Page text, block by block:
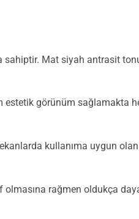
sahiptir. Mat siyah antrasit
estetik görünüm sağlamakta
kullanıma uygun
rağmen oldukça